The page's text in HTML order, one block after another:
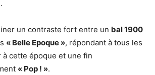
un contraste fort entre un bal 1900
« Belle Epoque », répondant à tous les
cette époque et une fin
« Pop ! ».